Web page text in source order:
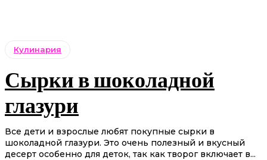
Кулинария
Сырки в шоколадной
глазури
Все дети и взрослые любят покупные сырки в
шоколадной глазури. Это очень полезный и вкусный
десерт особенно для деток, так как творог включает в...